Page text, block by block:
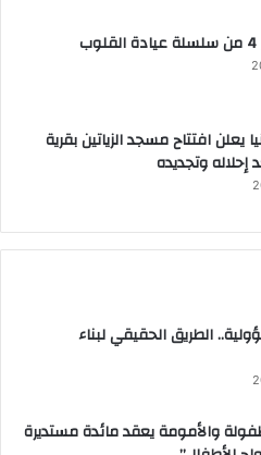
يعلن افتتاح مسجد الزياتين بقرية
وتجديده
الطريق الحقيقي لبناء
والأمومة يعقد مائدة مستديرة